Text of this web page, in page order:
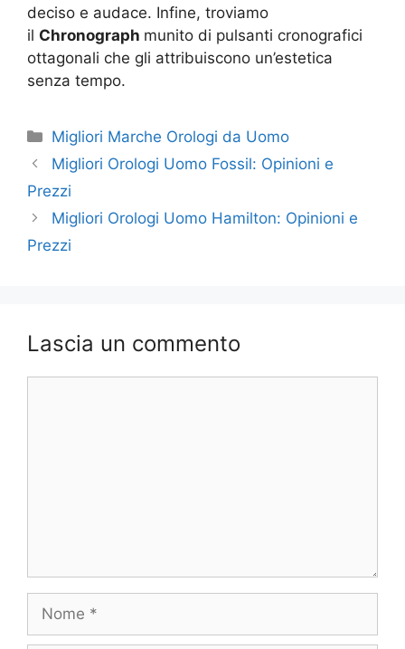
deciso e audace. Infine, troviamo
il Chronograph munito di pulsanti cronografici
ottagonali che gli attribuiscono un’estetica
senza tempo.
Categorie
Migliori Marche Orologi da Uomo
Migliori Orologi Uomo Fossil: Opinioni e
Prezzi
Migliori Orologi Uomo Hamilton: Opinioni e
Prezzi
Lascia un commento